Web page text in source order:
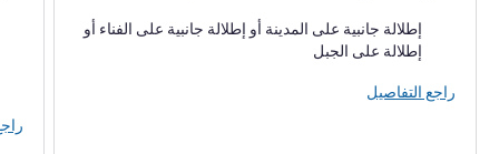
المناظر:
إطلالة جانبية على المدينة أو إطلالة جانبية على الفناء أو
إطلالة على الجبل
راجع التفاصيل